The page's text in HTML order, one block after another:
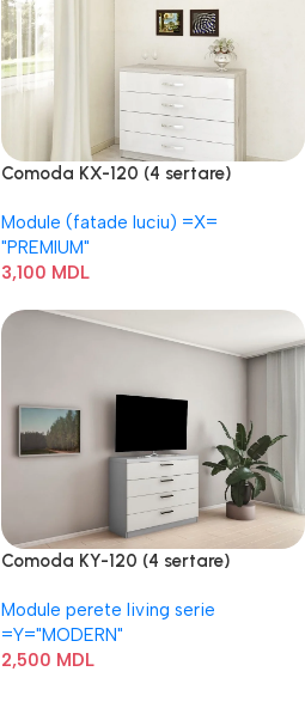
Comoda KX-120 (4 sertare)
Module (fatade luciu) =Х=
"PREMIUM"
3,100 MDL
Comoda KY-120 (4 sertare)
Module perete living serie
=Y="MODERN"
2,500 MDL